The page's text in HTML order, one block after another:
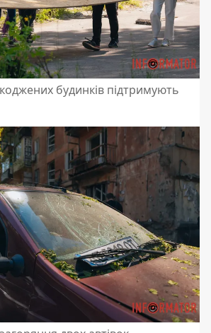
будинків підтримують